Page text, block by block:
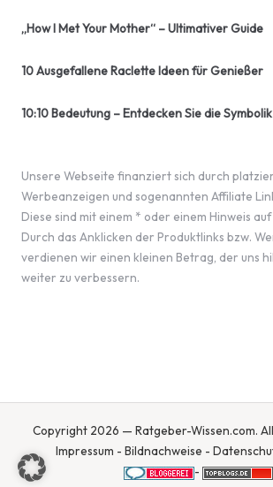
„How I Met Your Mother“ – Ultimativer Guide
10 Ausgefallene Raclette Ideen für Genießer
10:10 Bedeutung – Entdecken Sie die Symbolik
Unsere Webseite finanziert sich durch
Werbeanzeigen und sogenannten Affiliate
Diese sind mit einem * oder einem Hinweis
Durch das Anklicken der Produktlinks bzw.
verdienen wir einen kleinen Betrag, der uns
weiter zu verbessern.
Copyright 2026 — Ratgeber-Wissen.com.
Impressum - Bildnachweise -
-